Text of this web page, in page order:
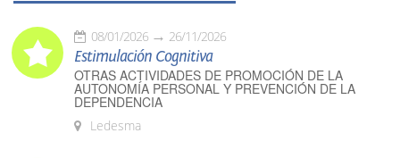
08/01/2026 26/11/2026
Estimulación Cognitiva
OTRAS ACTIVIDADES DE PROMOCIÓN DE LA
AUTONOMÍA PERSONAL Y PREVENCIÓN DE LA
DEPENDENCIA
Ledesma